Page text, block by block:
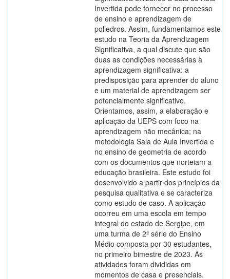
Invertida pode fornecer no processo
de ensino e aprendizagem de
poliedros. Assim, fundamentamos este
estudo na Teoria da Aprendizagem
Significativa, a qual discute que são
duas as condições necessárias à
aprendizagem significativa: a
predisposição para aprender do aluno
e um material de aprendizagem ser
potencialmente significativo.
Orientamos, assim, a elaboração e
aplicação da UEPS com foco na
aprendizagem não mecânica; na
metodologia Sala de Aula Invertida e
no ensino de geometria de acordo
com os documentos que norteiam a
educação brasileira. Este estudo foi
desenvolvido a partir dos princípios da
pesquisa qualitativa e se caracteriza
como estudo de caso. A aplicação
ocorreu em uma escola em tempo
integral do estado de Sergipe, em
uma turma de 2ª série do Ensino
Médio composta por 30 estudantes,
no primeiro bimestre de 2023. As
atividades foram divididas em
momentos de casa e presenciais.